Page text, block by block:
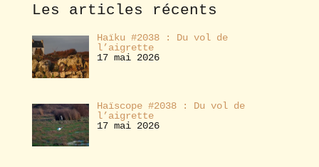
eLes articles récents
Haïku #2038 : Du vol de
l’aigrette
17 mai 2026
Haïscope #2038 : Du vol de
l’aigrette
17 mai 2026